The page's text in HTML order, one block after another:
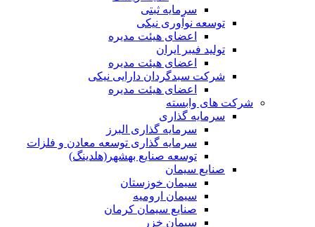
سرمایه ثبتی
توسعه نوآوری نیکی
اعضای هیئت مدیره
تولید فیبر ایران
اعضای هیئت مدیره
شرکت سبدگردان دارایی نیکی
اعضای هیئت مدیره
شرکت های وابسته
سرمایه گذاری
سرمایه گذاری البرز
سرمایه گذاری توسعه معادن و فلزات
توسعه‌ صنایع‌ بهشهر(هلدینگ)
صنایع سیمان
سیمان خوزستان
سیمان ارومیه
صنایع سیمان کرمان
سیمان خزر